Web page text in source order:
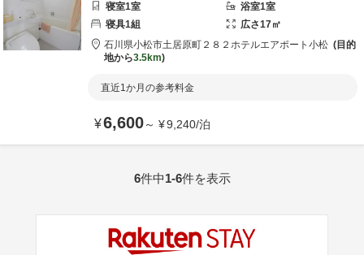
寝室1室 浴室1室
寝具1組 広さ17㎡
石川県小松市土居原町２８２ ホテルエアポート小松
目的
地から3.5km
直近1か月の参考料金
¥6,600～ ¥9,240/泊
6件中1-6件を表示